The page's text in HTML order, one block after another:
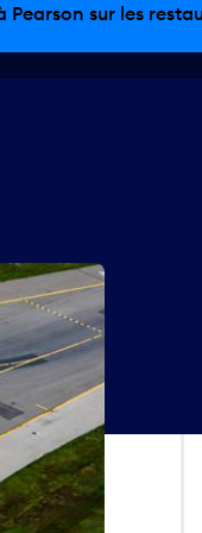
plus encore.